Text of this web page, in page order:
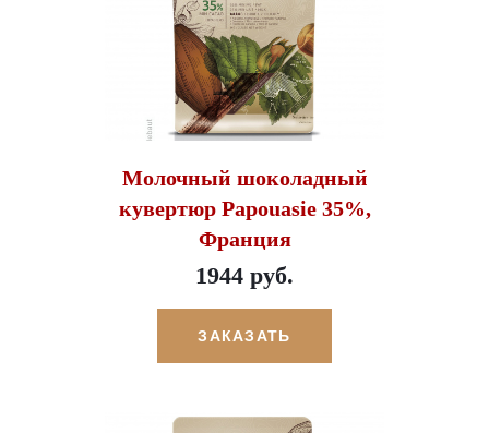
Молочный шоколадный
кувертюр Papouasie 35%,
Франция
1944 руб.
ЗАКАЗАТЬ